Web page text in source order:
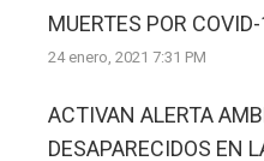
MUERTES POR
24 enero, 2021 7:31 PM
ACTIVAN ALERTA
DESAPARECIDOS EN